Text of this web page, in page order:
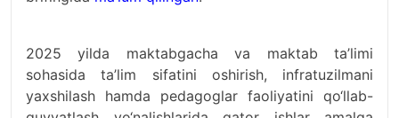
2025 yilda maktabgacha va maktab ta’limi
sohasida ta’lim sifatini oshirish, infratuzilmani
yaxshilash hamda pedagoglar faoliyatini qo‘llab-